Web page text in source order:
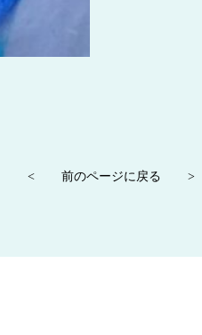
< 前のページに戻る >